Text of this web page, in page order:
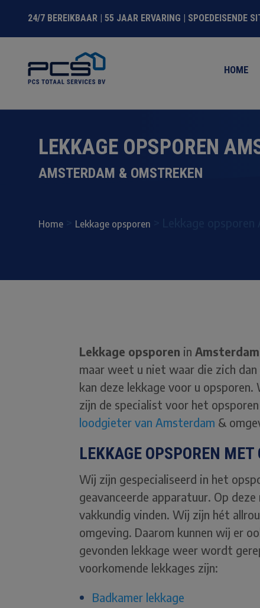
24/7 BEREIKBAAR | 55 JAAR ERVARING | SPOEDEISENDE
HOME
LEKKAGE OPSPOREN
AMSTERDAM & OMSTREKEN
Home> Lekkage opsporen
Lekkage opsporen inAmsterdam
maar weet u niet waar die zich
kan deze lekkage voor u
zijn de specialist voor het
loodgieter van Amsterdam &
LEKKAGE OPSPOREN
Wij zijn gespecialiseerd in het
geavanceerde apparatuur. Op
vakkundig vinden. Wij zijn hét
omgeving. Daarom kunnen wij er
gevonden lekkage weer wordt
voorkomende lekkages zijn:
Badkamer lekkage